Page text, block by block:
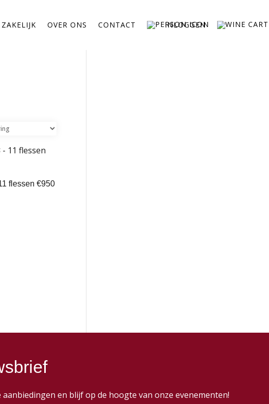
ZAKELIJK OVER ONS CONTACT INLOGGEN
flessen €950
en blijf op de hoogte van onze evenementen!